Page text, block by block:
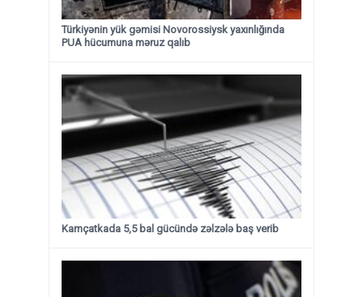
Türkiyənin yük gəmisi Novorossiysk yaxınlığında
PUA hücumuna məruz qalıb
Kamçatkada 5,5 bal gücündə zəlzələ baş verib